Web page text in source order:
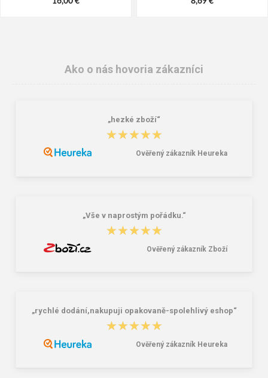
Ako o nás hovoria zákazníci
„hezké zboží“
★★★★★
★★★★★
Ověřený zákazník Heureka
„Vše v naprostým pořádku.“
★★★★★
★★★★★
Ověřený zákazník Zboží
„rychlé dodání,nakupuji opakovaně-spolehlivý eshop“
★★★★★
★★★★★
Ověřený zákazník Heureka